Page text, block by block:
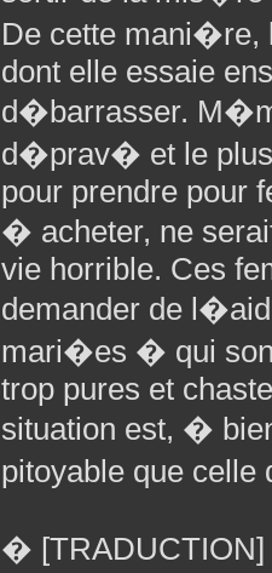
De cette
dont elle essaie
d�barrasser.
d�prav� et le
pour prendre pour
� acheter, ne
vie horrible. Ces
demander de
mari�es � qui
trop pures et
situation est, �
pitoyable que
� [TRADUCTION]